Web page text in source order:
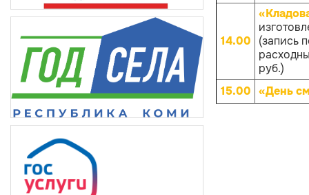
14.00
(запись
руб.)
15.00 «День